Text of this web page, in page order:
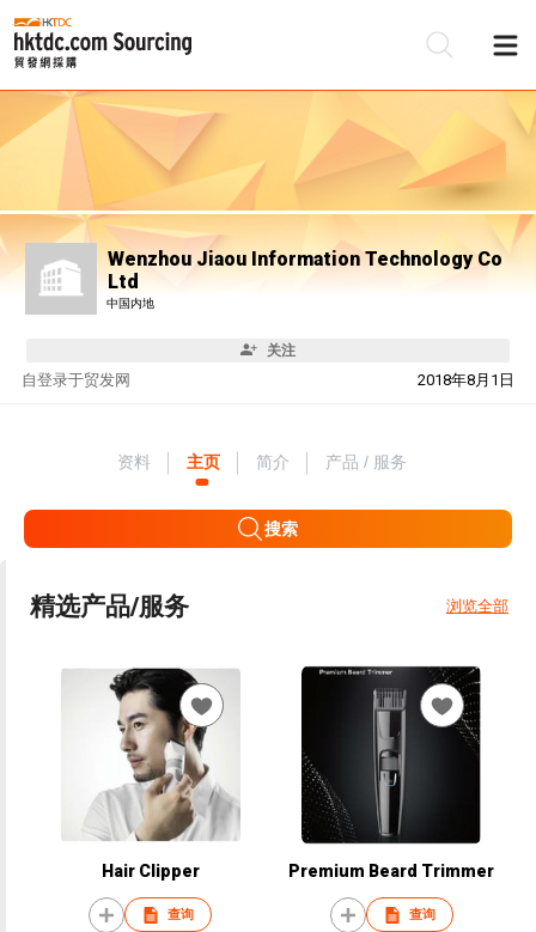
Wenzhou Jiaou Information Technology Co
Ltd
中国内地
关注
自 2018年8月1日
登录于贸发网
资料 主页 简介 产品 / 服务
搜索
精选产品/服务 浏览全部
Hair Clipper
查询
Premium Beard Trimmer
查询